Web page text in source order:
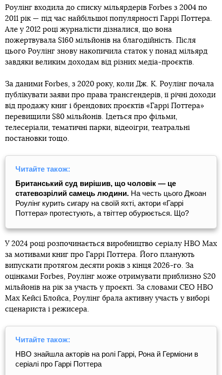
Роулінг входила до списку мільярдерів Forbes з 2004 по
2011 рік — під час найбільшої популярності Гаррі Поттера.
Але у 2012 році журналісти дізналися, що вона
пожертвувала $160 мільйонів на благодійність. Після
цього Роулінг знову накопичила статок у понад мільярд
завдяки великим доходам від різних медіа-проєктів.
За даними Forbes, з 2020 року, коли Дж. К. Роулінг почала
публікувати заяви про права трансгендерів, її річні доходи
від продажу книг і брендових проєктів «Гаррі Поттера»
перевищили $80 мільйонів. Ідеться про фільми,
телесеріали, тематичні парки, відеоігри, театральні
постановки тощо.
Читайте також:
Британський суд вирішив, що чоловік — це
статевозрілий самець людини. На честь цього Джоан
Роулінг курить сигару на своїй яхті, актори «Гаррі
Поттера» протестують, а твіттер обурюється. Що?
У 2024 році розпочинається виробництво серіалу HBO Max
за мотивами книг про Гаррі Поттера. Його планують
випускати протягом десяти років з кінця 2026-го. За
оцінками Forbes, Роулінг може отримувати приблизно $20
мільйонів на рік за участь у проєкті. За словами CEO HBO
Max Кейсі Блойса, Роулінг брала активну участь у виборі
сценариста і режисера.
Читайте також:
HBO знайшла акторів на ролі Гаррі, Рона й Герміони в
серіалі про Гаррі Поттера